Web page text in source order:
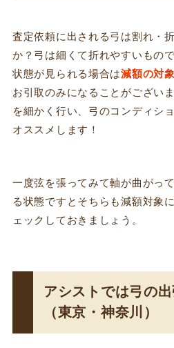
査定依頼に出される弓は割れ・
か？弓は細くて折れやすいもの
状態が見られる場合は減額の対象
お引取のみになることがござい
を細かく行い、弓のコンディシ
オススメします！
一度弦を張ってみて軸が曲がっ
る状態ですとそちらも減額対象
ェックしておきましょう。
アシストでは弓の
（東京・神奈川）